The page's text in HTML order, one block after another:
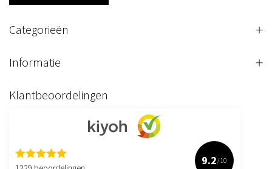
Categorieën
Informatie
Klantbeoordelingen
9.2/10